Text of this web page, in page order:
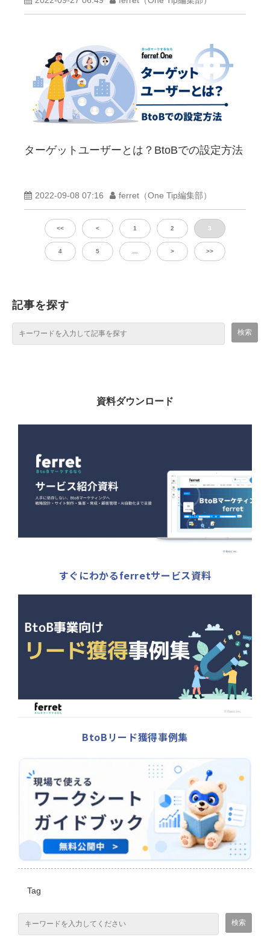
ターゲットユーザーとは？BtoBでの設定方法
2022-09-08 07:16 ferret（One Tip編集部）
<< < 1 2 3
4 5 > >>
記事を探す
資料ダウンロード
すぐにわかるferretサービス資料
BtoBリード獲得事例集
Tag